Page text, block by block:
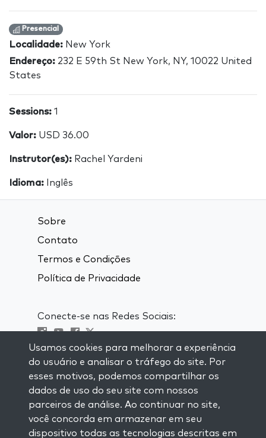
Presencial
Localidade: New York
Endereço: 232 E 59th St New York, NY, 10022 United
States
Sessions: 1
Valor: USD 36.00
Instrutor(es): Rachel Yardeni
Idioma: Inglês
Sobre
Contato
Termos e Condições
Política de Privacidade
Conecte-se nas Redes Sociais:
Visit kabbalah master classes
MANTENHA-SE ATUALIZADO
Se inscreva em nossa lista de email e
receba inspiração semanal entregue em
seu email.
Usamos cookies para melhorar a experiência
do usuário e analisar o tráfego do site. Por
esses motivos, podemos compartilhar os
dados de uso do seu site com nossos
parceiros de análise. Ao continuar no site,
você concorda em armazenar em seu
dispositivo todas as tecnologias descritas em